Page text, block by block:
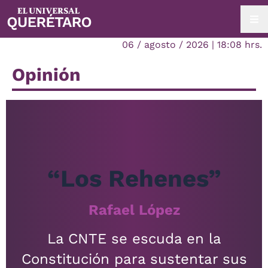
06 / agosto / 2026 | 18:08 hrs.
Opinión
“Los Rehenes”
Rafael López
La CNTE se escuda en la
Constitución para sustentar sus